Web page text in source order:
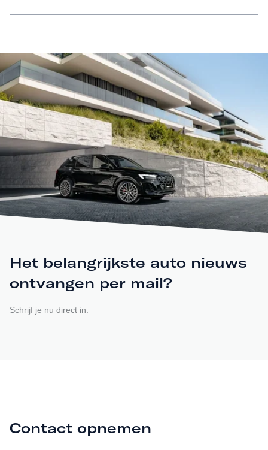
Het belangrijkste auto nieuws
ontvangen per mail?
Schrijf je nu direct in.
Contact opnemen